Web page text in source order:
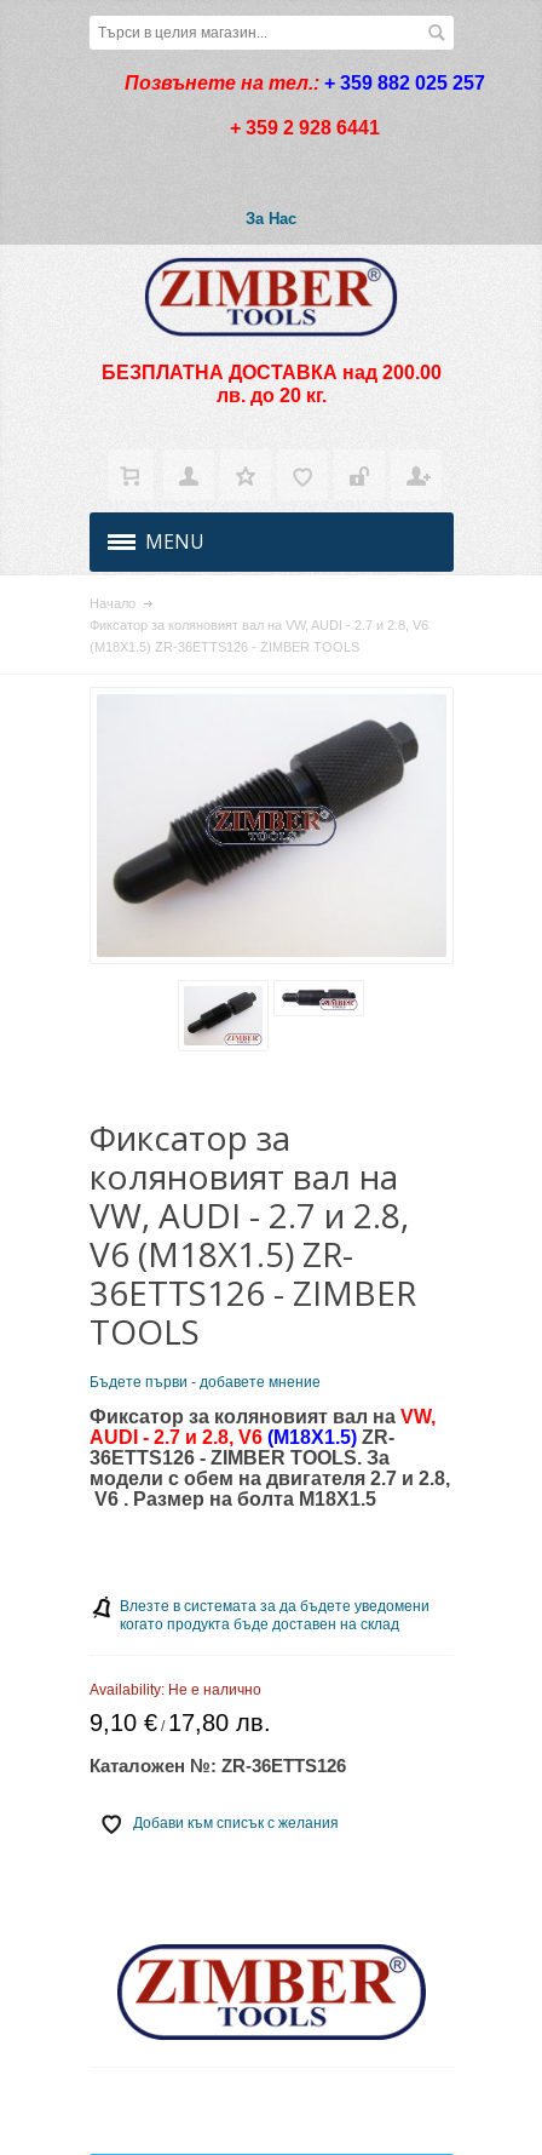
Позвънете на тел.: + 359 882 025 257
+ 359 2 928 6441
За Нас
БЕЗПЛАТНА ДОСТАВКА над 200.00
лв. до 20 кг.
MENU
Начало
Фиксатор за коляновият вал на VW, AUDI - 2.7 и 2.8, V6
(M18X1.5) ZR-36ETTS126 - ZIMBER TOOLS
Фиксатор за
коляновият вал на
VW, AUDI - 2.7 и 2.8,
V6 (M18X1.5) ZR-
36ETTS126 - ZIMBER
TOOLS
Бъдете първи - добавете мнение
Фиксатор за коляновият вал на VW,
AUDI - 2.7 и 2.8, V6 (M18X1.5)ZR-
36ETTS126 - ZIMBER TOOLS. За
модели с обем на двигателя 2.7 и 2.8,
V6 . Размер на болта M18X1.5
Влезте в системата за да бъдете уведомени
когато продукта бъде доставен на склад
Availability: Не е налично
9,10 €/ 17,80 лв.
Каталожен №: ZR-36ETTS126
Добави към списък с желания